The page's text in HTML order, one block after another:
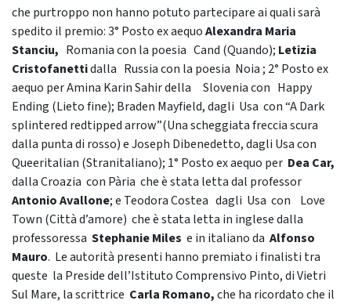
che purtroppo non hanno potuto partecipare ai quali sarà
spedito il premio: 3° Posto ex aequoAlexandra Maria
Stanciu, Romania con la poesia Cand (Quando); Letizia
Cristofanettidalla Russia con la poesia Noia ; 2° Posto ex
aequo per Amina Karin Sahir della Slovenia con Happy
Ending (Lieto fine); Braden Mayfield, dagli Usa con “A Dark
splintered redtipped arrow”(Una scheggiata freccia scura
dalla punta di rosso) e Joseph Dibenedetto, dagli Usa con
Queeritalian (Stranitaliano); 1° Posto ex aequo per Dea Car,
dallaCroazia con Pària che è stata letta dal professor
Antonio Avallone; e Teodora Costea dagli Usa con Love
Town (Città d’amore) che è stata letta in inglese dalla
professoressa StephanieMiles e in italiano da Alfonso
Mauro. Le autorità presenti hanno premiato i finalisti tra
queste la Preside dell’Istituto Comprensivo Pinto, di Vietri
Sul Mare, la scrittrice Carla Romano,che ha ricordato che il